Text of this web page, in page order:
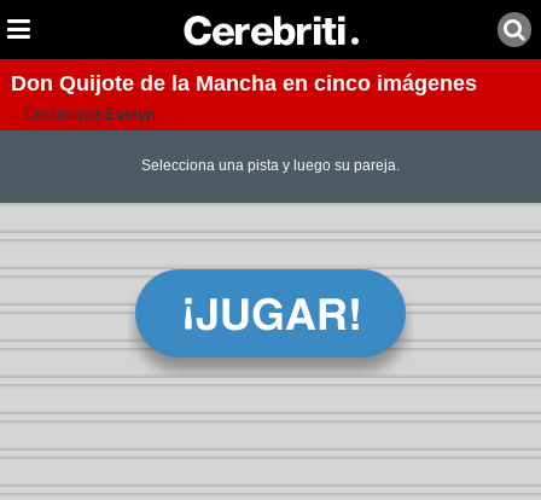
Don Quijote de la Mancha en cinco imágenes
Creado por: Evelyn
Selecciona una pista y luego su pareja.